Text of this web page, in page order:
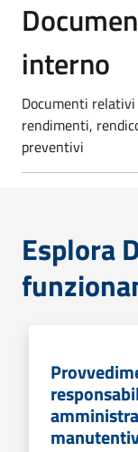
interno
Documenti
rendimenti,
preventivi
Esplora